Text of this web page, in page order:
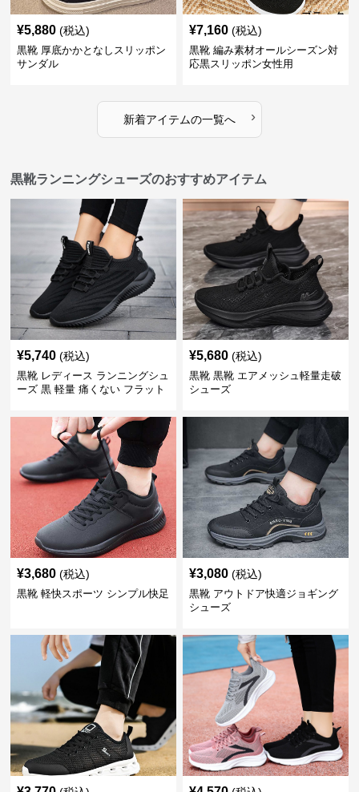
¥5,880 (税込)
黒靴 厚底かかとなしスリッポン
サンダル
¥7,160 (税込)
黒靴 編み素材オールシーズン対
応黒スリッポン女性用
新着アイテムの一覧へ ›
黒靴ランニングシューズのおすすめアイテム
¥5,740 (税込)
黒靴 レディース ランニングシュ
ーズ 黒 軽量 痛くない フラット
¥5,680 (税込)
黒靴 黒靴 エアメッシュ軽量走破
シューズ
¥3,680 (税込)
黒靴 軽快スポーツ シンプル快足
¥3,080 (税込)
黒靴 アウトドア快適ジョギング
シューズ